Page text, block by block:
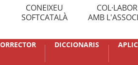
CONEIXEU
SOFTCATALÀ
AMB
DICCIONARIS